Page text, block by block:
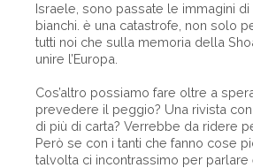
Israele, sono passate le immagini
bianchi. è una catastrofe, non solo
tutti noi che sulla memoria della
unire l’Europa.
Cos’altro possiamo fare oltre a
prevedere il peggio? Una rivista
di più di carta? Verrebbe da ridere
Però se con i tanti che fanno cose
talvolta ci incontrassimo per parlare